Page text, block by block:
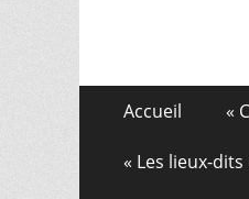
Menu
contenu
Accueil «
« Les lieux-